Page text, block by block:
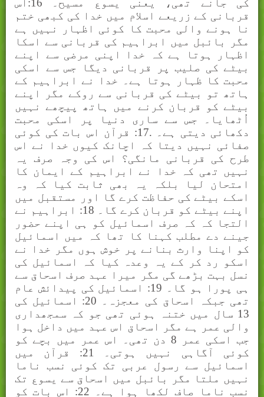
کی جانے تھی، یعنی یسوع مسیح۔ 16:اس
قربانی کے زریعے اسلام میں خدا کی کبھی ختم
نا ہونے والی محبت کا کوئی اظہار نہیں ہے
مگر بائبل میں ابراہیم کی قربانی سے اسکا
اظہار ہوتا ہے کہ خدا اپنی مرضی سے اپنے
بیٹے کی صلیب پر قربانی دیگا جس سے اسکی
محبت کا ظہار ہوتا ہے۔ خدا نے ابراہیم کے
ہاتھ تو بیٹے کی قربانی سے روکے مگر اپنے
بیٹے کو قربان کرنے میں ہاتھ پیچھے نہیں
اُٹھایا۔ جس سے ساری دنیا پر اسکی محبت
دکھائی دیتی ہے۔ .17: قرآن اس بات کی کوئی
صفائی نہیں دیتا کہ اچانک کیوں خدا نے اس
طرح کی قربانی مانگی؟ اس کی وجہ صرف یہ
نہیں تھی کہ خدا نے ابراہیم کے ایمان کا
امتحان لیا بلکہ یہ بھی ثابت کیا کہ وہ
اسکے بیٹے کی حفاظت کرے گا اور مستقبل میں
اپنے بیٹے کو قربان کرے گا۔ 18: ابراہیم نے
التجا کہ کہ صرف اسمائیل کو ہی اپنے حضور
جینے دے مطلب کہنا کا تھا کہ میں اسمائیل
کو اپنا وارث بنانے پر خوش ہوں مگر خدا نے
اسکو رد کر کے یہ وعدہ کیا کہ اسمائیل کی
نسل بہت بڑھے گی مگر میرا عہد صرف اسحاق سے
ہی پورا ہو گا۔ 19: اسمائیل کی پیدائش عام
تھی جبکہ اسحاق کی معجزہ۔ 20: اسمائیل کی
13 سال میں ختنہ ہوئی تھی جو کہ سمجھداری
والی عمر ہے مگر اسحاق اس عہد میں داخل ہوا
جب اسکی عمر 8 دن تھی۔ اس عمر میں بچے کو
کوئی آگاہی نہیں ہوتی۔ 21: قرآن میں
اسمائیل سے رسول عربی تک کوئی نسب ناما
نہیں ملتا مگر بائبل میں اسحاق سے یسوع تک
نسب ناما صاف لکھا ہوا ہے۔ 22: اس بات کو